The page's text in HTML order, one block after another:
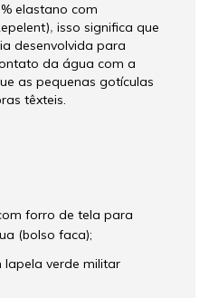
elastano com
, isso significa que
desenvolvida para
da água com a
as pequenas gotículas
têxteis.
forro de tela para
(bolso faca);
lapela verde militar